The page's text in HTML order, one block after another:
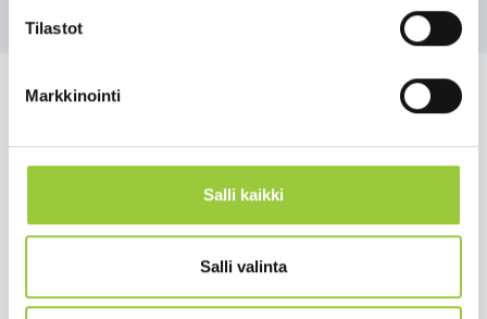
Tilastot
Markkinointi
Salli kaikki
Salli valinta
Salmelankuja 1, 88300 Paltamo
paltamon.kunta(at)paltamo.fi
y-tunnus 0188808-0
Asuminen ja ympäristö